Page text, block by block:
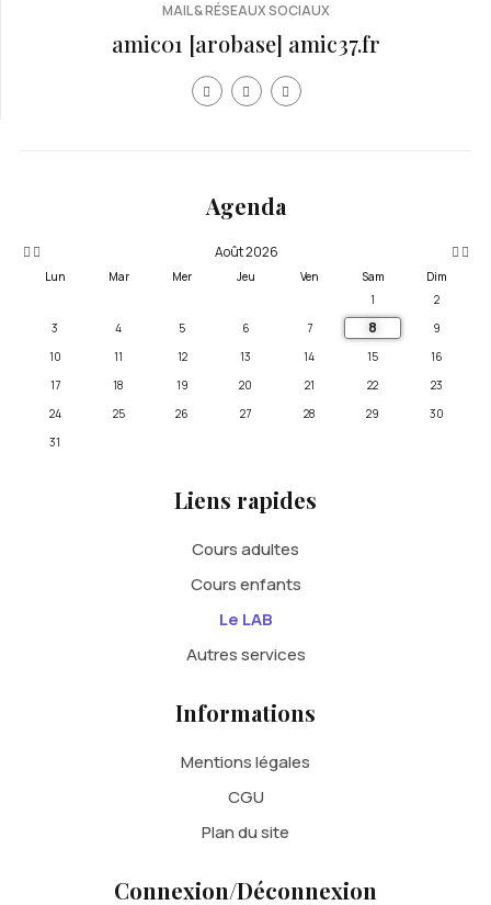
MAIL & RÉSEAUX SOCIAUX
amic01 [arobase] amic37.fr
Agenda
Août 2026
Lun Mar Mer Jeu Ven Sam
Dim
1
2
3
4 5 6 7 8
9
10
11 12 13 14 15
16
17
18 19 20 21 22
23
24
25 26 27 28 29
30
31
Liens rapides
Cours adultes
Cours enfants
Le LAB
Autres services
Informations
Mentions légales
CGU
Plan du site
Connexion/Déconnexion